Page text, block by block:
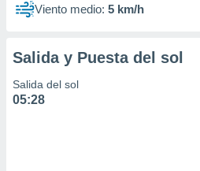
publicidad
1199
Viento medio: 5 km/h
Salida y Puesta del sol
Salida del sol
05:28